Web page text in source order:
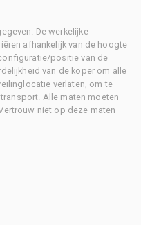
De werkelijke
afhankelijk van de hoogte
positie van de
van de koper om alle
verlaten, om te
Alle maten moeten
niet op deze maten